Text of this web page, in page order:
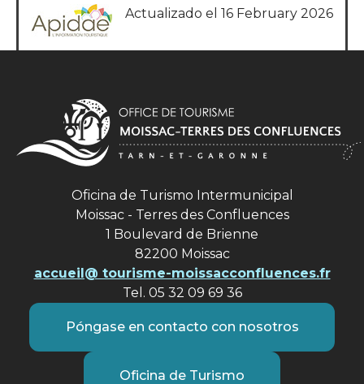
Actualizado el 16 February 2026
Oficina de Turismo Intermunicipal
Moissac - Terres des Confluences
1 Boulevard de Brienne
82200 Moissac
accueil@ tourisme-moissacconfluences.fr
Tel. 05 32 09 69 36
Póngase en contacto con nosotros
Oficina de Turismo